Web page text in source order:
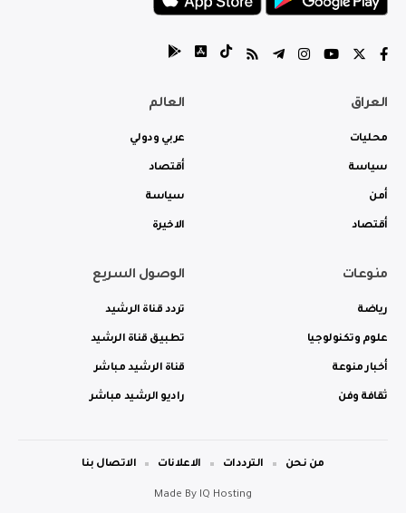
العراق
محليات
سياسة
أمن
أقتصاد
العالم
عربي ودولي
أقتصاد
سياسة
الاخيرة
منوعات
رياضة
علوم وتكنولوجيا
أخبار منوعة
ثقافة وفن
الوصول السريع
تردد قناة الرشيد
تطبيق قناة الرشيد
قناة الرشيد مباشر
راديو الرشيد مباشر
Made By IQ Hosting
من نحن الترددات الاعلانات الاتصال بنا